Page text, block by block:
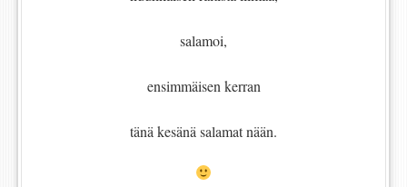
salamoi,
ensimmäisen kerran
tänä kesänä salamat nään.